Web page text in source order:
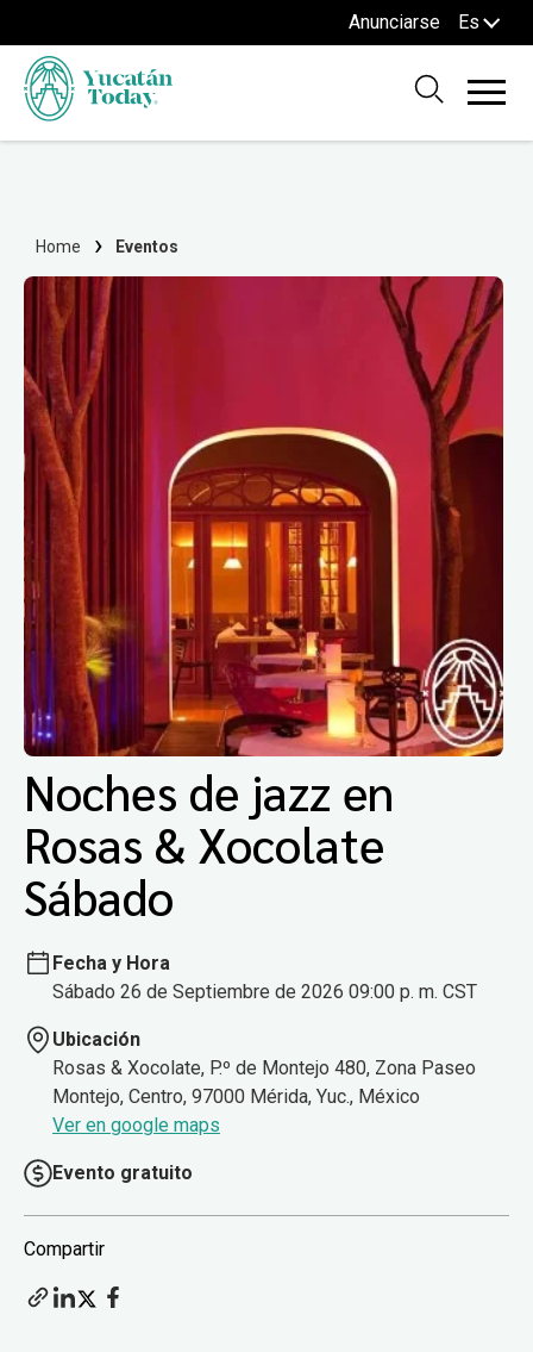
Anunciarse Es
Home Eventos
Noches de jazz en
Rosas & Xocolate
Sábado
Fecha y Hora
Sábado 26 de Septiembre de 2026 09:00 p. m. CST
Ubicación
Rosas & Xocolate, P.º de Montejo 480, Zona Paseo
Montejo, Centro, 97000 Mérida, Yuc., México
Ver en google maps
Evento gratuito
Compartir